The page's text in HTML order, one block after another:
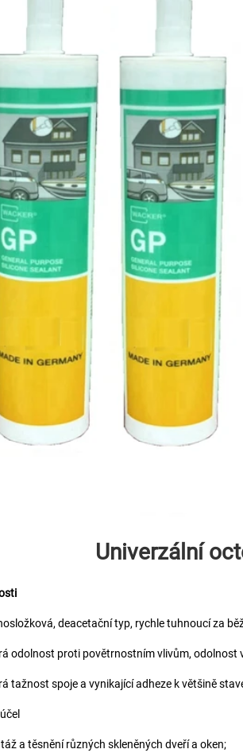
Univerzální
deacetační typ, rychle tuhnoucí za
odolnost proti povětrnostním vlivům, odolnost
tažnost spoje a vynikající adheze k většině
a těsnění různých skleněných dveří a oken;